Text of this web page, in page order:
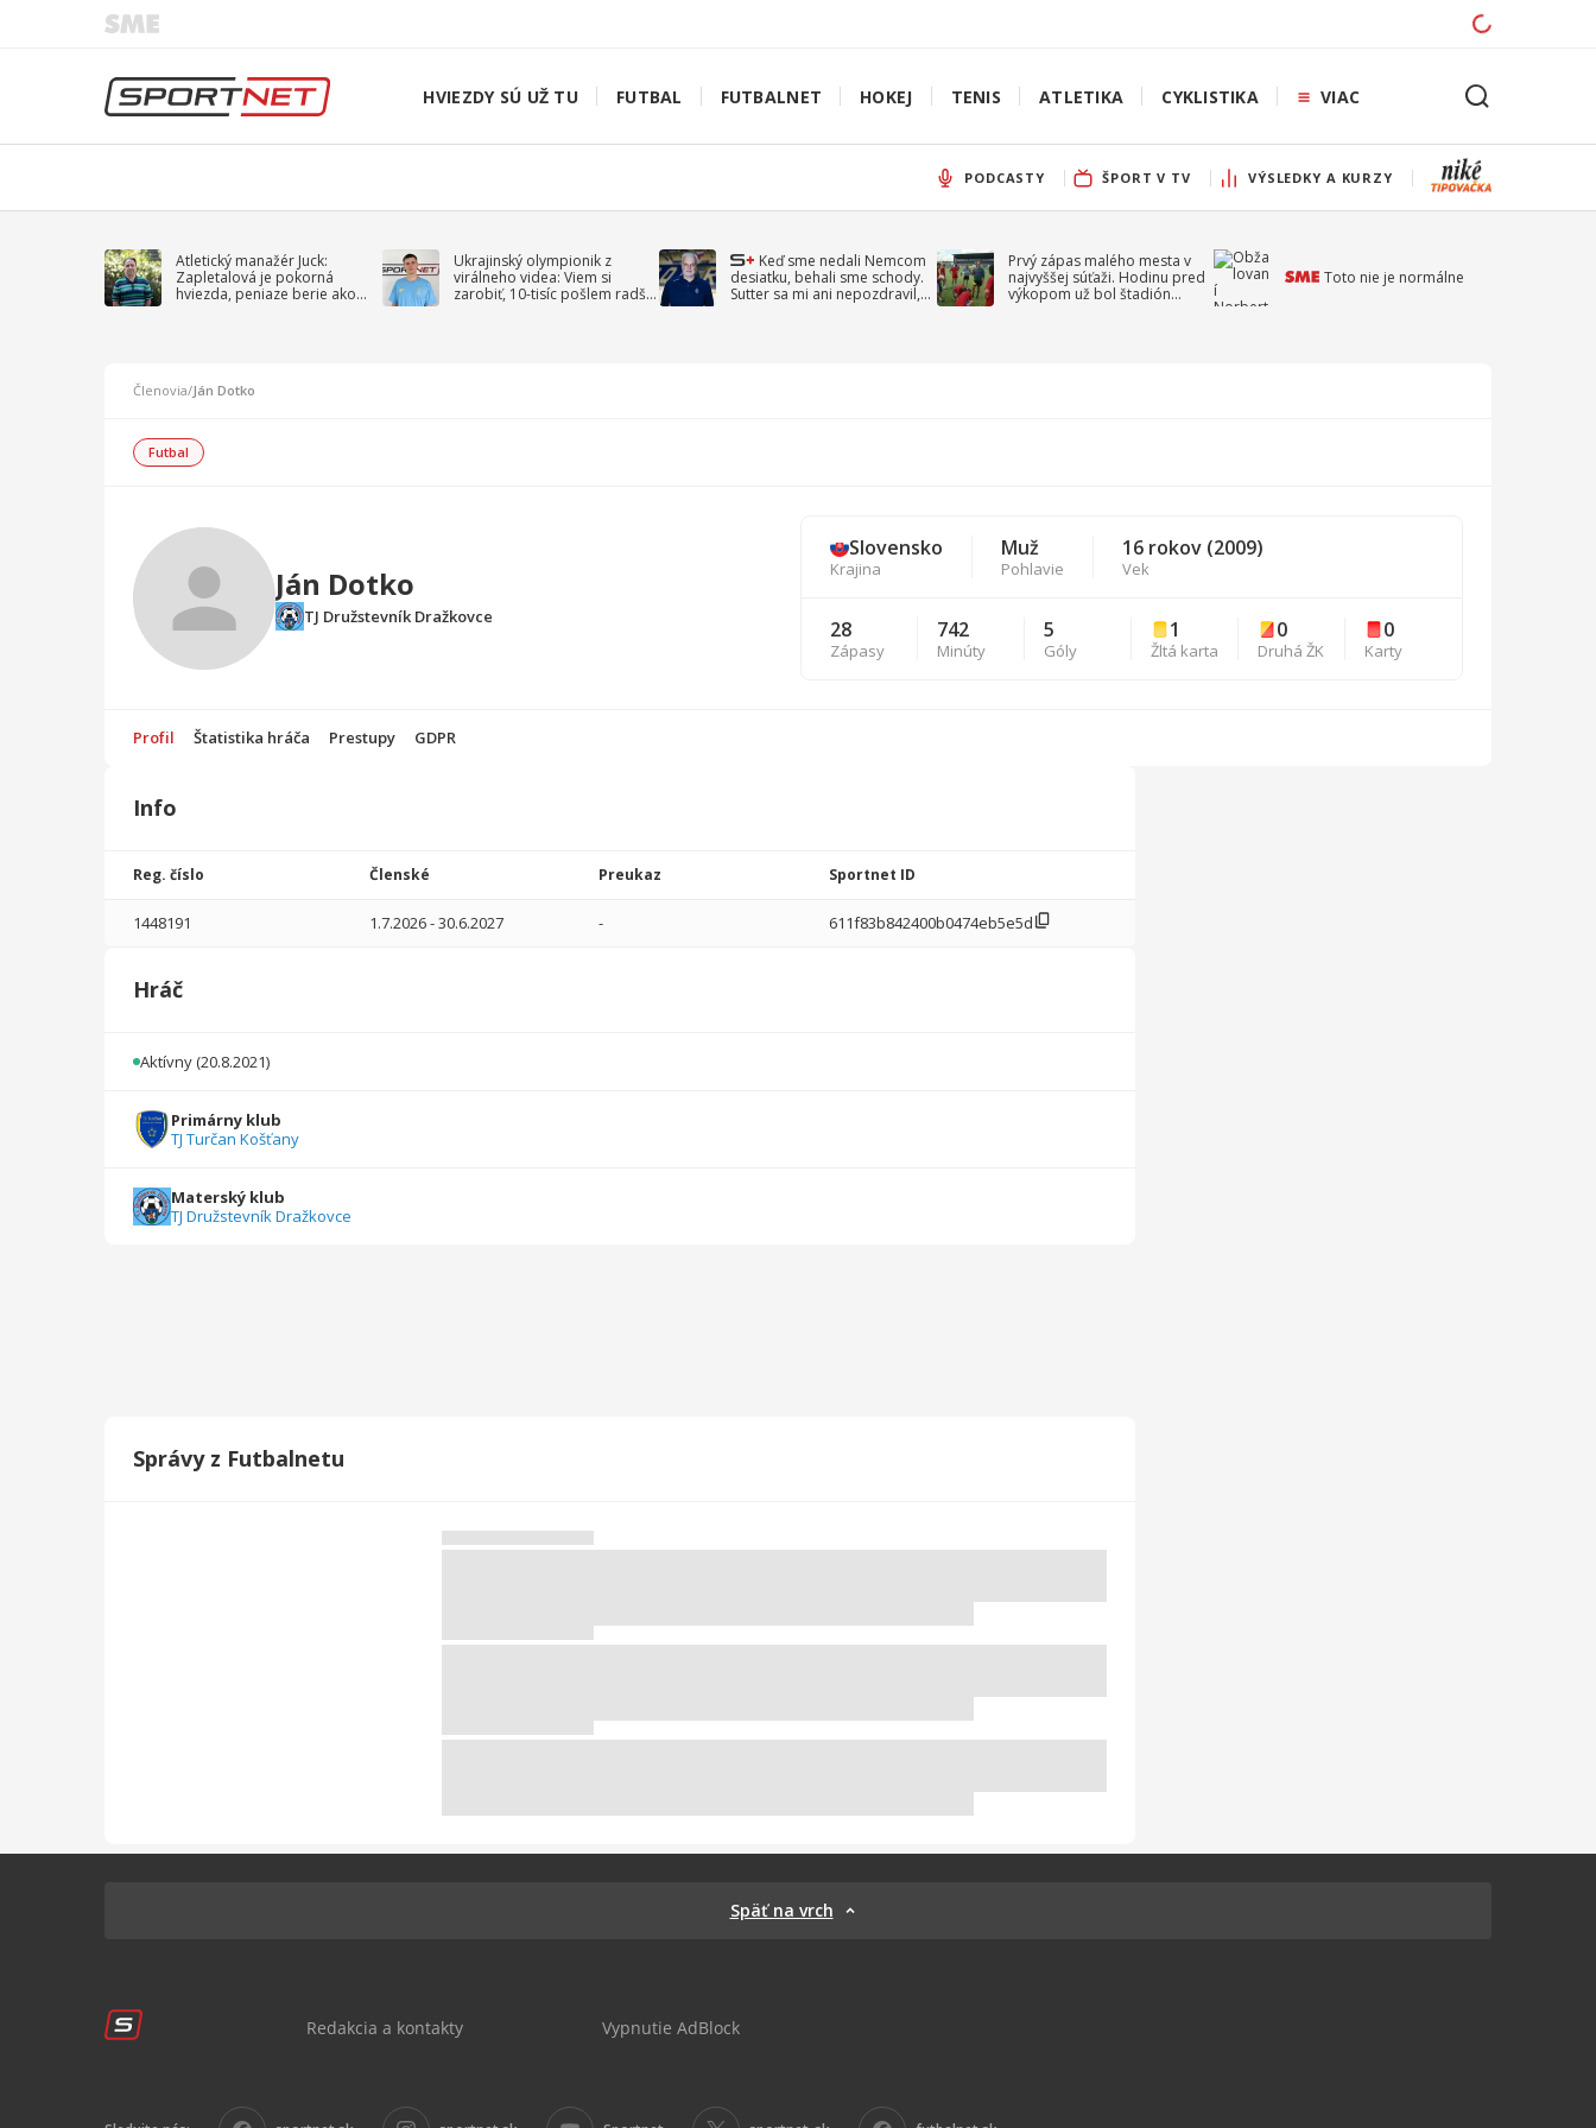
HVIEZDY SÚ UŽ TU FUTBAL FUTBALNET HOKEJ TENIS ATLETIKA CYKLISTIKA VIAC
PODCASTY ŠPORT V TV VÝSLEDKY A KURZY
Atletický manažér Juck:
Zapletalová je pokorná
hviezda, peniaze berie ako
Ukrajinský olympionik z
virálneho videa: Viem si
zarobiť, 10-tisíc pošlem radšej
Keď sme nedali Nemcom
desiatku, behali sme schody.
Sutter sa mi ani nepozdravil,
Prvý zápas malého mesta v
najvyššej súťaži. Hodinu pred
výkopom už bol štadión
Toto nie je normálne
Členovia/Ján Dotko
Futbal
Ján Dotko
TJ Družstevník Dražkovce
Slovensko
Krajina
Muž
Pohlavie
16 rokov (2009)
Vek
28
Zápasy
742
Minúty
5
Góly
1
Žltá karta
0
Druhá ŽK
0
Karty
Profil Štatistika hráča Prestupy GDPR
Info
Reg. číslo Členské Preukaz Sportnet ID
1448191 1.7.2026-30.6.2027 - 611f83b842400b0474eb5e5d
Hráč
Aktívny(20.8.2021)
Primárny klub
TJ Turčan Košťany
Materský klub
TJ Družstevník Dražkovce
Štatistika
2021/2022
Správy z Futbalnetu
Späť na vrch
Redakcia a kontakty Vypnutie AdBlock